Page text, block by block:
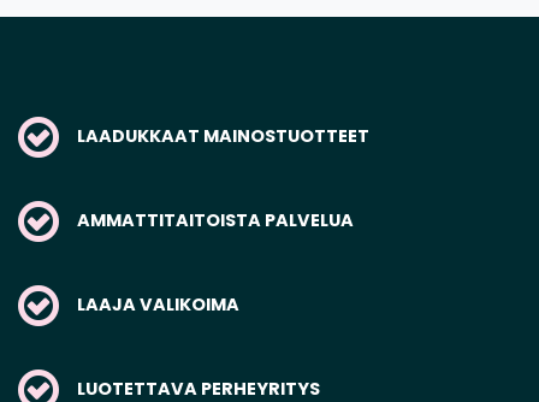
LAADUKKAAT MAINOSTUOTTEET
AMMATTITAITOISTA PALVELUA
LAAJA VALIKOIMA
LUOTETTAVA PERHEYRITYS